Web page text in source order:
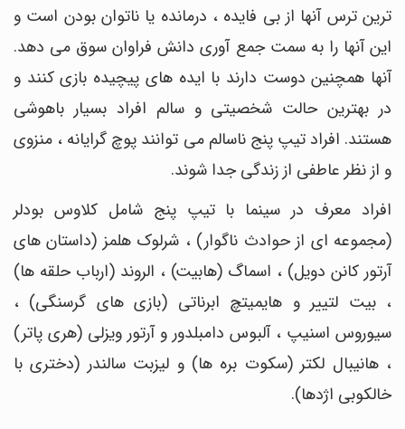
ترین ترس آنها از بی فایده ، درمانده یا ناتوان بودن است و
این آنها را به سمت جمع آوری دانش فراوان سوق می دهد.
آنها همچنین دوست دارند با ایده های پیچیده بازی کنند و
در بهترین حالت شخصیتی و سالم افراد بسیار باهوشی
هستند. افراد تیپ پنج ناسالم می توانند پوچ گرایانه ، منزوی
و از نظر عاطفی از زندگی جدا شوند.
افراد معرف در سینما با تیپ پنج شامل کلاوس بودلر
(مجموعه ای از حوادث ناگوار) ، شرلوک هلمز (داستان های
آرتور کانن دویل) ، اسماگ (هابیت) ، الروند (ارباب حلقه ها)
، بیت لتییر و هایمیتچ ابرناتی (بازی های گرسنگی) ،
سیوروس اسنیپ ، آلبوس دامبلدور و آرتور ویزلی (هری پاتر)
، هانیبال لکتر (سکوت بره ها) و لیزبت سالندر (دختری با
خالکوبی اژدها).